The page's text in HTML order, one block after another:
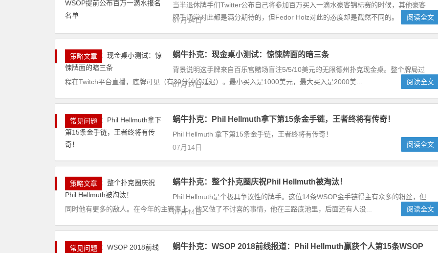
当半退休牌手们Twitter公布自己将参加百万买入一滴水豪客锦标赛的时候，其他豪客
牌手通常对此都是满分期待的，但Fedor Holz对此的态度却是截然不同的。
07月14日 阅读全文
策略文章 蜗牛扑克：现金桌小测试：惊悚牌面的暗三条
背景说明这手牌来自百乐宫赌场盲注5/5/10美元的无限德州扑克现金桌。整个牌局过
程在Twitch平台直播，底牌可见（有30分钟的延迟）。最小买入是1000美元，最大买入是2000美...
07月14日 阅读全文
常见问题 蜗牛扑克：Phil Hellmuth拿下第15条金手链，王者终将有传奇！
Phil Hellmuth 拿下第15条金手链，王者终将有传奇！
07月14日
阅读全文
策略文章 蜗牛扑克：整个扑克圈庆祝Phil Hellmuth被淘汰！
Phil Hellmuth是个极具争议性的牌手。这位14条WSOP金手链得主有众多的粉丝，但
同时他有更多的敌人。在今年的主赛事上，他又做了不讨喜的事情，他在三路底池里，后面还有人没...
07月14日 阅读全文
常见问题
蜗牛扑克：WSOP 2018前线报道：Phil Hellmuth赢获个人第15条WSOP